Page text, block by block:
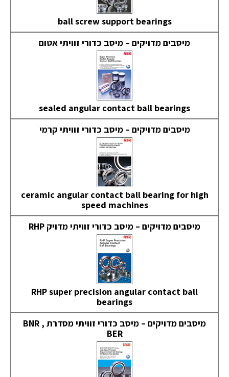
ball screw support bearings
מיסבים מדויקים – מיסב כדורי זוויתי אטום
sealed angular contact ball bearings
מיסבים מדויקים – מיסב כדורי זוויתי קרמי
ceramic angular contact ball bearing for high
speed machines
מיסבים מדויקים – מיסב כדורי זוויתי מדויק RHP
RHP super precision angular contact ball
bearings
מיסבים מדויקים – מיסב כדורי זוויתי מסדרת BNR ,
BER